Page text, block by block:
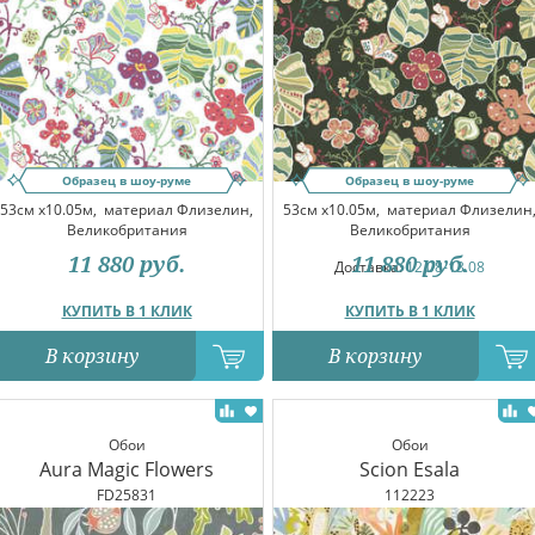
Образец в шоу-руме
53см x10.05м, материал Флизелин,
Великобритания
КУПИТЬ В 1 КЛИК
11 880 руб.
В корзину
Образец в шоу-руме
53см x10.05м, материал Флизелин,
Великобритания
Доставка:12.08-13.08
КУПИТЬ В 1 КЛИК
11 880 руб.
В корзину
Обои
Aura Magic Flowers
FD25831
Обои
Scion Esala
112223